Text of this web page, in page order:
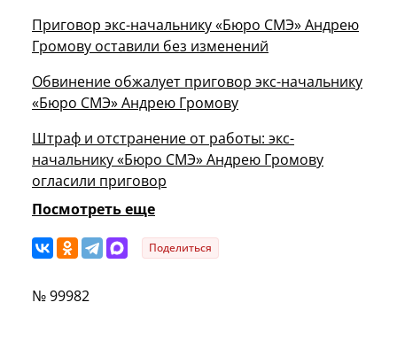
Приговор экс-начальнику «Бюро СМЭ» Андрею
Громову оставили без изменений
Обвинение обжалует приговор экс-начальнику
«Бюро СМЭ» Андрею Громову
Штраф и отстранение от работы: экс-
начальнику «Бюро СМЭ» Андрею Громову
огласили приговор
Посмотреть еще
Поделиться
№ 99982